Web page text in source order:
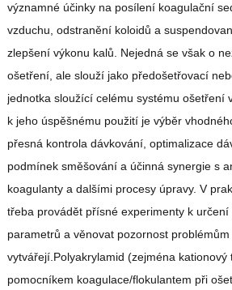
významné účinky na posílení koagulační
vzduchu, odstranění koloidů a
zlepšení výkonu kalů. Nejedná se však o
ošetření, ale slouží jako předošetřovací
jednotka sloužící celému systému ošetření
k jeho úspěšnému použití je výběr
přesná kontrola dávkování, optimalizace
podmínek směšování a účinná synergie s
koagulanty a dalšími procesy úpravy. V
třeba provádět přísné experimenty k
parametrů a věnovat pozornost
vytvářejí.Polyakrylamid (zejména kationový
pomocníkem koagulace/flokulantem při